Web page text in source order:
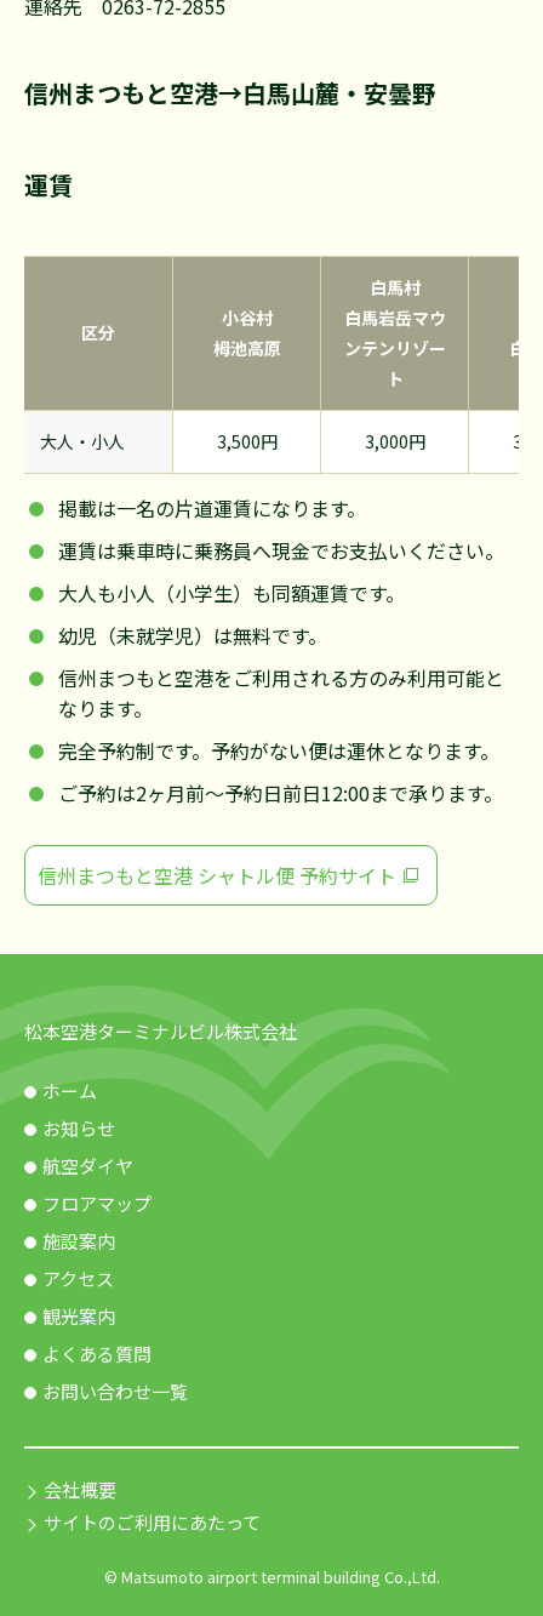
連絡先 0263-72-2855
信州まつもと空港→白馬山麓・安曇野
運賃
区分
小谷村
栂池高原
白馬村
白馬岩岳マウ
ンテンリゾー
ト
白
大人・小人 3,500円 3,000円
掲載は一名の片道運賃になります。
運賃は乗車時に乗務員へ現金でお支払いください。
大人も小人（小学生）も同額運賃です。
幼児（未就学児）は無料です。
信州まつもと空港をご利用される方のみ利用可能と
なります。
完全予約制です。予約がない便は運休となります。
ご予約は2ヶ月前〜予約日前日12:00まで承ります。
信州まつもと空港 シャトル便 予約サイト
松本空港ターミナルビル株式会社
ホーム
お知らせ
航空ダイヤ
フロアマップ
施設案内
アクセス
観光案内
よくある質問
お問い合わせ一覧
会社概要
サイトのご利用にあたって
© Matsumoto airport terminal building Co.,Ltd.